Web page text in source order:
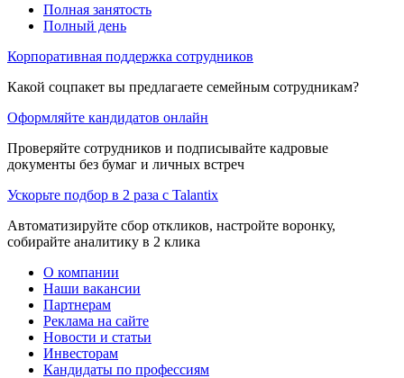
Полная занятость
Полный день
Корпоративная поддержка сотрудников
Какой соцпакет вы предлагаете семейным сотрудникам?
Оформляйте кандидатов онлайн
Проверяйте сотрудников и подписывайте кадровые
документы без бумаг и личных встреч
Ускорьте подбор в 2 раза с Talantix
Автоматизируйте сбор откликов, настройте воронку,
собирайте аналитику в 2 клика
О компании
Наши вакансии
Партнерам
Реклама на сайте
Новости и статьи
Инвесторам
Кандидаты по профессиям